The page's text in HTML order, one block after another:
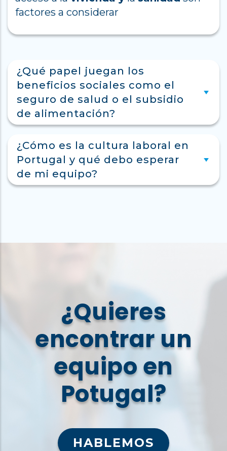
factores a considerar
¿Qué papel juegan los
beneficios sociales como el
seguro de salud o el subsidio
de alimentación?
¿Cómo es la cultura laboral en
Portugal y qué debo esperar
de mi equipo?
¿Quieres
encontrar un
equipo en
Potugal?
HABLEMOS